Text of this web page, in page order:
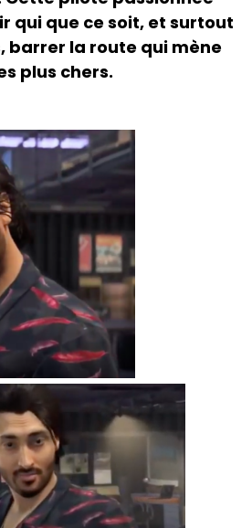
qui que ce soit, et surtout
barrer la route qui mène
plus chers.